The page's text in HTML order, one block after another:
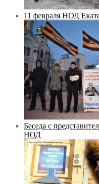
11 февраля НОД
Беседа с
НОД